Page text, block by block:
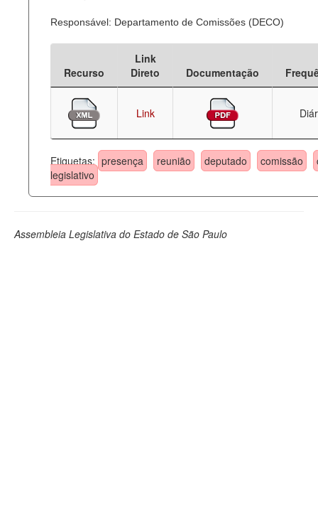
Responsável: Departamento de Comissões (DECO)
Recurso
Link
Direto
Documentação
Link
Etiquetas: presença reunião deputado comissão
legislativo
Assembleia Legislativa do Estado de São Paulo